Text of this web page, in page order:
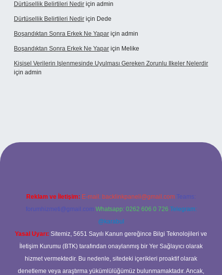
Dürtüsellik Belirtileri Nedir için admin
Dürtüsellik Belirtileri Nedir için Dede
Boşandıktan Sonra Erkek Ne Yapar için admin
Boşandıktan Sonra Erkek Ne Yapar için Melike
Kişisel Verilerin Işlenmesinde Uyulması Gereken Zorunlu Ilkeler Nelerdir
için admin
Reklam ve İletişim: E-mail: backlinkpaneli@gmail.com Teams:
forumhizmeti@gmail.com Whatsapp: 0262 606 0 726 Telegram:
@karabul
Yasal Uyarı: Sitemiz, 5651 Sayılı Kanun gereğince Bilgi Teknolojileri ve
İletişim Kurumu (BTK) tarafından onaylanmış bir Yer Sağlayıcı olarak
hizmet vermektedir. Bu nedenle, sitedeki içerikleri proaktif olarak
denetleme veya araştırma yükümlülüğümüz bulunmamaktadır. Ancak,